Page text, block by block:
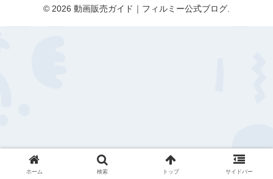
© 2026 動画販売ガイド｜フィルミー公式ブログ.
ホーム 検索 トップ サイドバー